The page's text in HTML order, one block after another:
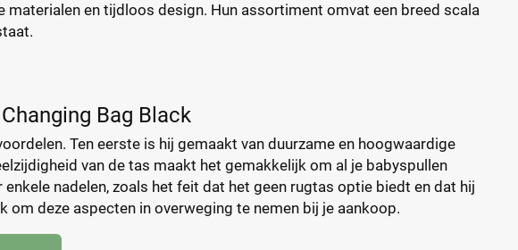
en tijdloos design. Hun assortiment omvat een breed scala
Bag Black
Ten eerste is hij gemaakt van duurzame en hoogwaardige
van de tas maakt het gemakkelijk om al je babyspullen
nadelen, zoals het feit dat het geen rugtas optie biedt en dat hij
om deze aspecten in overweging te nemen bij je aankoop.